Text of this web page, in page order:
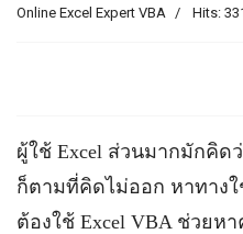
Online Excel Expert VBA Hits:
ผู้ใช้ Excel ส่วนมากมักคิด
ก็ตามที่คิดไม่ออก หาทาง
ต้องใช้ Excel VBA ช่วยห